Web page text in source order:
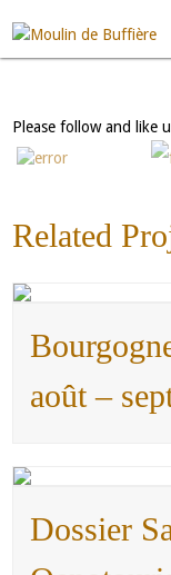
Please follow and like
Related
août –
Dossier